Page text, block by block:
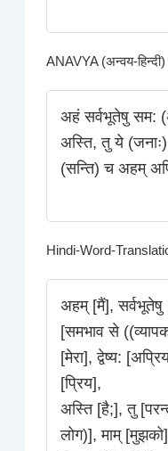
ANAVYA (अन्वय-हिन्दी)
अहं सर्वभूतेषु सम:
अस्ति, तु ये (जनाः)
(सन्ति) च अहम्‌
Hindi-Word-
अहम् [मैं],
[समभाव से
[मेरा], द्वेष्य:
[प्रिय],
अस्ति [है;], तु
लोग)], माम्